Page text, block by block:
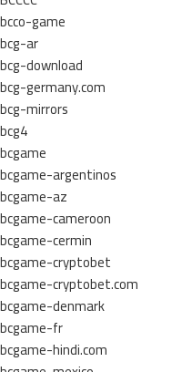
bcco-game
bcg-ar
bcg-download
bcg-germany.com
bcg-mirrors
bcg4
bcgame
bcgame-argentinos
bcgame-az
bcgame-cameroon
bcgame-cermin
bcgame-cryptobet
bcgame-cryptobet.com
bcgame-denmark
bcgame-fr
bcgame-hindi.com